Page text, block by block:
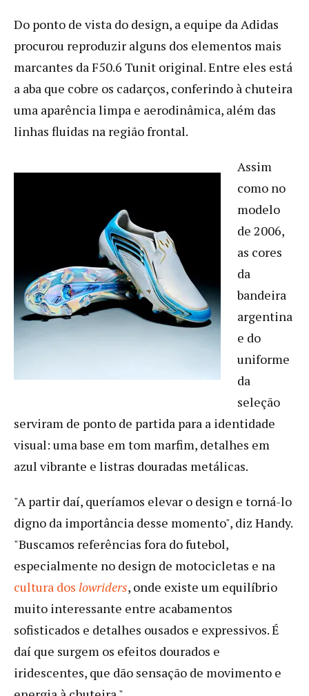
Do ponto de vista do design, a equipe da Adidas
procurou reproduzir alguns dos elementos mais
marcantes da F50.6 Tunit original. Entre eles está
a aba que cobre os cadarços, conferindo à chuteira
uma aparência limpa e aerodinâmica, além das
linhas fluidas na região frontal.
Assim
como no
modelo
de 2006,
as cores
da
bandeira
argentina
e do
uniforme
da
seleção
serviram de ponto de partida para a identidade
visual: uma base em tom marfim, detalhes em
azul vibrante e listras douradas metálicas.
"A partir daí, queríamos elevar o design e torná-lo
digno da importância desse momento", diz Handy.
"Buscamos referências fora do futebol,
especialmente no design de motocicletas e na
cultura dos lowriders, onde existe um equilíbrio
muito interessante entre acabamentos
sofisticados e detalhes ousados e expressivos. É
daí que surgem os efeitos dourados e
iridescentes, que dão sensação de movimento e